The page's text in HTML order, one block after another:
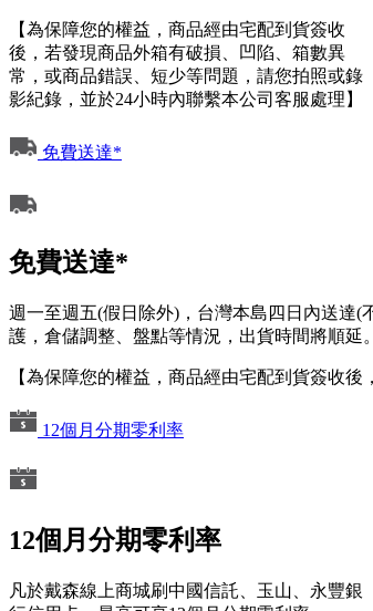
【為保障您的權益，商品經由宅配到貨簽收
後，若發現商品外箱有破損、凹陷、箱數異
常，或商品錯誤、短少等問題，請您拍照或錄
影紀錄，並於24小時內聯繫本公司客服處理】
免費送達*
免費送達*
週一至週五(假日除外)，台灣本島四日內送達
護，倉儲調整、盤點等情況，出貨時間將順延
【為保障您的權益，商品經由宅配到貨簽收
12個月分期零利率
12個月分期零利率
凡於戴森線上商城刷中國信託、玉山、永豐銀